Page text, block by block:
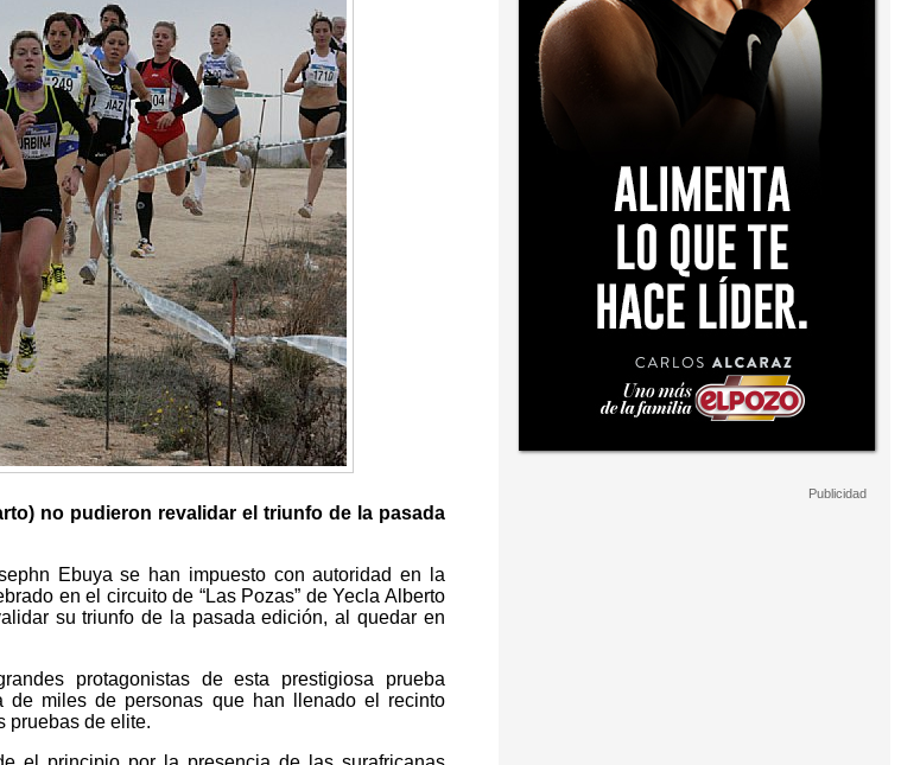
no pudieron revalidar el triunfo de la pasada
Ebuya se han impuesto con autoridad en la
en el circuito de “Las Pozas” de Yecla Alberto
su triunfo de la pasada edición, al quedar en
protagonistas de esta prestigiosa prueba
miles de personas que han llenado el recinto
pruebas de elite.